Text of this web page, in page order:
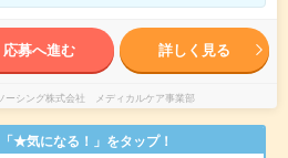
応募へ進む 詳しく見る
ーシング株式会社 メディカルケア事業部
★気になる！」をタップ！